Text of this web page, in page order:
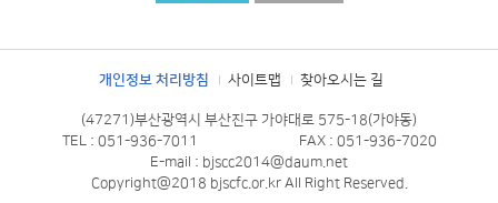
개인정보 처리방침 사이트맵 찾아오시는 길
(47271)부산광역시 부산진구 가야대로 575-18(가야동)
TEL : 051-936-7011
FAX : 051-936-7020
E-mail : bjscc2014@daum.net
Copyright@2018 bjscfc.or.kr All Right Reserved.